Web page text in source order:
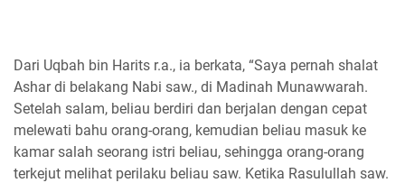
Dari Uqbah bin Harits r.a., ia berkata, “Saya pernah shalat
Ashar di belakang Nabi saw., di Madinah Munawwarah.
Setelah salam, beliau berdiri dan berjalan dengan cepat
melewati bahu orang-orang, kemudian beliau masuk ke
kamar salah seorang istri beliau, sehingga orang-orang
terkejut melihat perilaku beliau saw. Ketika Rasulullah saw.